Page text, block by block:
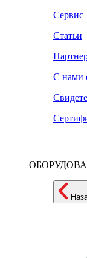
Сервис
Статьи
С нами